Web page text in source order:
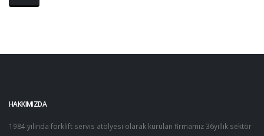
HAKKIMIZDA
1984 yılında forklift servis atölyesi olarak kurulan firmamız 36yıllık sektör